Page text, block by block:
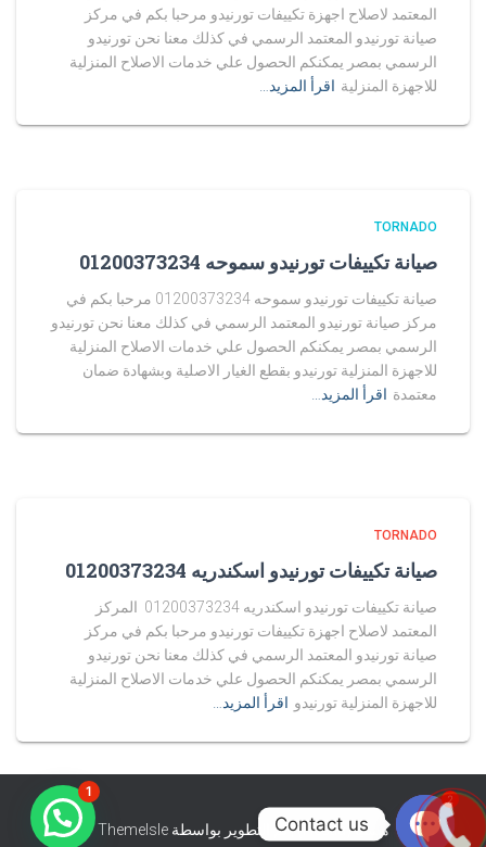
المعتمد لاصلاح اجهزة تكييفات تورنيدو مرحبا بكم في مركز
صيانة تورنيدو المعتمد الرسمي في كذلك معنا نحن تورنيدو
الرسمي بمصر يمكنكم الحصول علي خدمات الاصلاح المنزلية
للاجهزة المنزلية اقرأ المزيد…
TORNADO
صيانة تكييفات تورنيدو سموحه 01200373234
صيانة تكييفات تورنيدو سموحه 01200373234 مرحبا بكم في
مركز صيانة تورنيدو المعتمد الرسمي في كذلك معنا نحن تورنيدو
الرسمي بمصر يمكنكم الحصول علي خدمات الاصلاح المنزلية
للاجهزة المنزلية تورنيدو بقطع الغيار الاصلية وبشهادة ضمان
معتمدة اقرأ المزيد…
TORNADO
صيانة تكييفات تورنيدو اسكندريه 01200373234
صيانة تكييفات تورنيدو اسكندريه 01200373234 المركز
المعتمد لاصلاح اجهزة تكييفات تورنيدو مرحبا بكم في مركز
صيانة تورنيدو المعتمد الرسمي في كذلك معنا نحن تورنيدو
الرسمي بمصر يمكنكم الحصول علي خدمات الاصلاح المنزلية
للاجهزة المنزلية تورنيدو اقرأ المزيد…
هستيا (Hestia) | تّم التطوير بواسطة ThemeIsle
1
Contact us
2